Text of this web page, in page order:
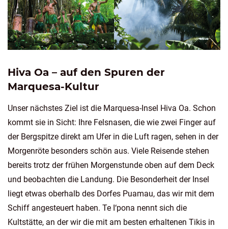
Hiva Oa – auf den Spuren der
Marquesa-Kultur
Unser nächstes Ziel ist die Marquesa-Insel Hiva Oa. Schon
kommt sie in Sicht: Ihre Felsnasen, die wie zwei Finger auf
der Bergspitze direkt am Ufer in die Luft ragen, sehen in der
Morgenröte besonders schön aus. Viele Reisende stehen
bereits trotz der frühen Morgenstunde oben auf dem Deck
und beobachten die Landung. Die Besonderheit der Insel
liegt etwas oberhalb des Dorfes Puamau, das wir mit dem
Schiff angesteuert haben. Te I‘pona nennt sich die
Kultstätte, an der wir die mit am besten erhaltenen Tikis in